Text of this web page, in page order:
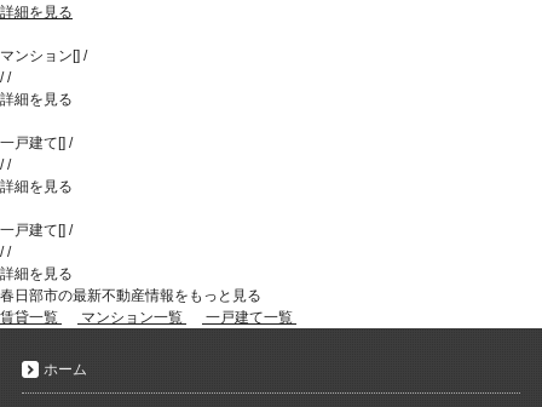
詳細を見る
マンション [] /
//
詳細を見る
一戸建て [] /
//
詳細を見る
一戸建て [] /
//
詳細を見る
春日部市の最新不動産情報をもっと見る
賃貸一覧
マンション一覧 一戸建て一覧
ホーム